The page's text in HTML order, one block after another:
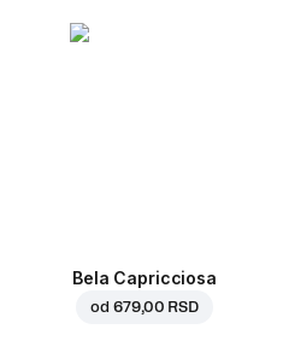
Bela Capricciosa
od 679,00 RSD